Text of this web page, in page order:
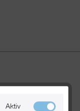
Aktiv